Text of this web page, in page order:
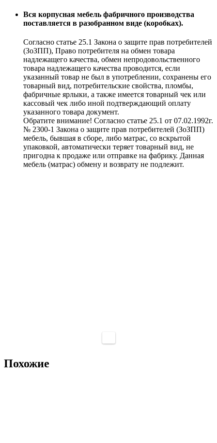
Вся корпусная мебель фабричного производства
поставляется в разобранном виде (коробках).
Согласно статье 25.1 Закона о защите прав потребителей
(ЗоЗПП), Право потребителя на обмен товара
надлежащего качества, обмен непродовольственного
товара надлежащего качества проводится, если
указанный товар не был в употреблении, сохранены его
товарный вид, потребительские свойства, пломбы,
фабричные ярлыки, а также имеется товарный чек или
кассовый чек либо иной подтверждающий оплату
указанного товара документ.
Обратите внимание! Согласно статье 25.1 от 07.02.1992г.
№ 2300-1 Закона о защите прав потребителей (ЗоЗПП)
мебель, бывшая в сборе, либо матрас, со вскрытой
упаковкой, автоматически теряет товарный вид, не
пригодна к продаже или отправке на фабрику. Данная
мебель (матрас) обмену и возврату не подлежит.
Похожие